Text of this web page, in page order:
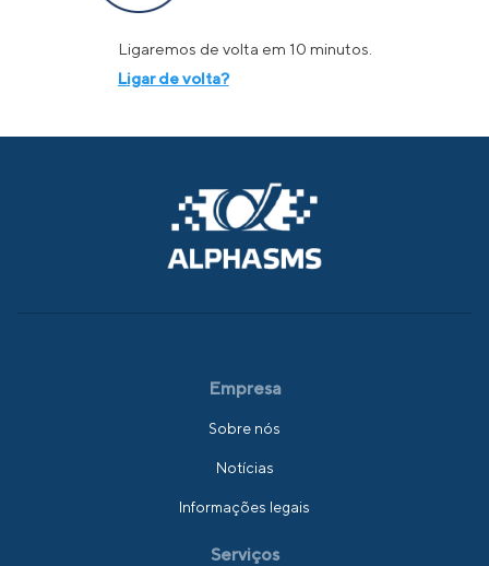
Ligaremos de volta em 10 minutos.
Ligar de volta?
Empresa
Sobre nós
Notícias
Informações legais
Serviços